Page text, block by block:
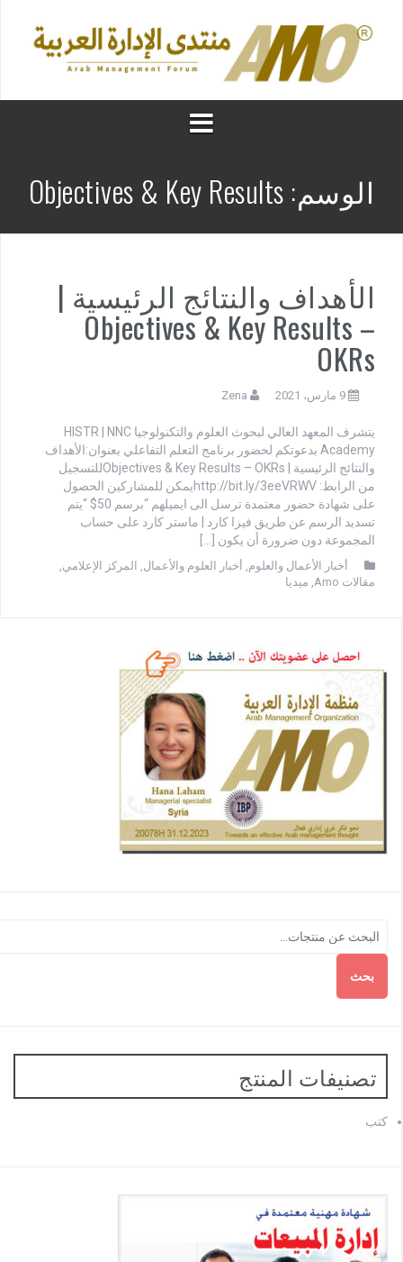
الوسم: Objectives & Key Results
الأهداف والنتائج الرئيسية |
Objectives & Key Results –
OKRs
9 مارس، 2021 Zena
يتشرف المعهد العالي لبحوث العلوم والتكنولوجيا HISTR | NNC
Academy بدعوتكم لحضور برنامج التعلم التفاعلي بعنوان:الأهداف
والنتائج الرئيسية | Objectives & Key Results – OKRsللتسجيل
من الرابط: http://bit.ly/3eeVRWVيمكن للمشاركين الحصول
على شهادة حضور معتمدة ترسل الى ايميلهم “برسم 50$ “يتم
تسديد الرسم عن طريق فيزا كارد | ماستر كارد على حساب
المجموعة دون ضرورة أن يكون […]
أخبار الأعمال والعلوم, أخبار العلوم والأعمال , المركز الإعلامي ,
مقالات Amo
, ميديا
بحث
تصنيفات المنتج
كتب